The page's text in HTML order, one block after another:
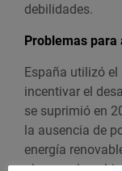
debilidades.
Problemas
España utilizó
incentivar el
se suprimió en
la ausencia de
energía